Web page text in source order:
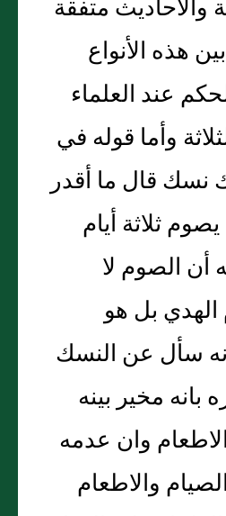
والأحاديث متفقة
هذه الأنواع
عند العلماء
وأما قوله في
نسك قال ما أقدر
ثلاثة أيام
أن الصوم لا
الهدي بل هو
سأل عن النسك
بانه مخير بينه
وان عدمه
والاطعام